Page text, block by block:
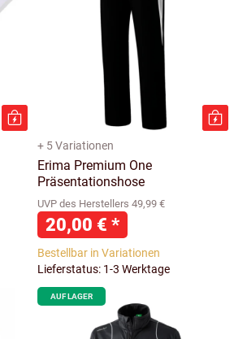
+ 5 Variationen
Erima Premium One
Präsentationshose
UVP des Herstellers 49,99 €
20,00 € *
Bestellbar in Variationen
Lieferstatus: 1-3 Werktage
AUF LAGER